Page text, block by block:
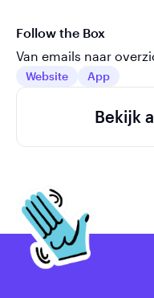
Follow the Box
Van emails naar
Website App
Bekijk